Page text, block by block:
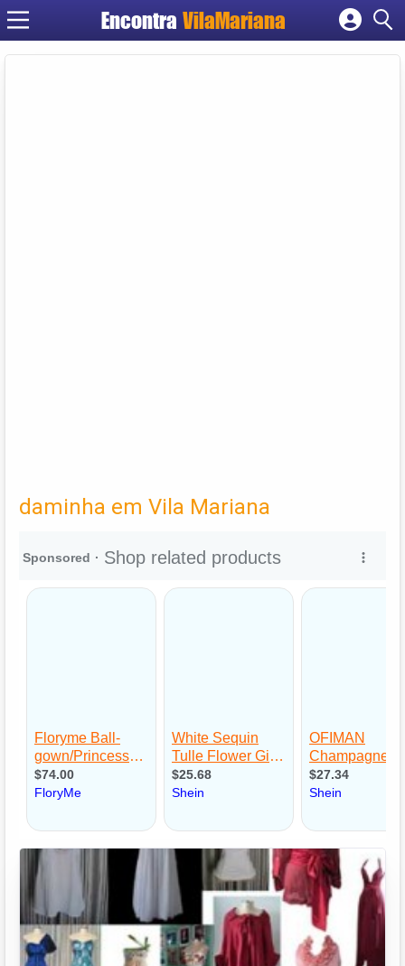
EncontraVilaMariana
Cadastrar empresa
daminha em Vila Mariana